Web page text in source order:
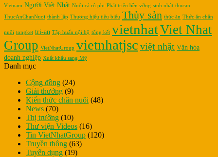
Vietnam Người Việt Nhật Nuôi cá rô phi Phát triển bền vững sinh nhật thucan
ThucAnChanNuoi thành lập Thương hiệu tiêu biểu Thủy sản thức ăn Thức ăn chăn
nuôi tongket tri-an Tập huấn nội bộ tổng kết vietnhatViet Nhat
Group VietNhatGroup vietnhatjsc việt nhật Văn hóa
doanh nghiệp Xuất khẩu sang Mỹ
Danh mục
Cộng đồng (24)
Giải thưởng (9)
Kiến thức chăn nuôi (48)
News (70)
Thị trường (10)
Thư viện Videos (16)
Tin VietNhatGroup (120)
Truyền thông (63)
Tuyển dụng (19)